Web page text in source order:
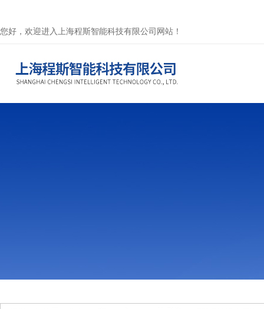
您好，欢迎进入上海程斯智能科技有限公司网站！